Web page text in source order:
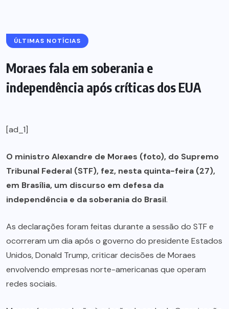
ÚLTIMAS NOTÍCIAS
Moraes fala em soberania e
independência após críticas dos EUA
[ad_1]
O ministro Alexandre de Moraes (foto), do Supremo
Tribunal Federal (STF), fez, nesta quinta-feira (27),
em Brasília, um discurso em defesa da
independência e da soberania do Brasil.
As declarações foram feitas durante a sessão do STF e
ocorreram um dia após o governo do presidente Estados
Unidos, Donald Trump, criticar decisões de Moraes
envolvendo empresas norte-americanas que operam
redes sociais.